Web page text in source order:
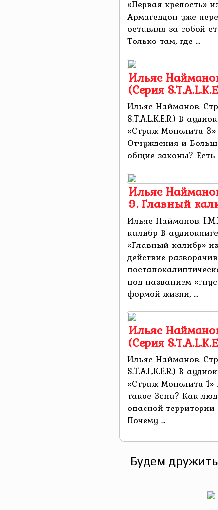
«Первая крепость»
Армагеддон уже
оставляя за собой
Только там, где ...
Ильяс
(Серия
Ильяс Найманов.
S.T.A.L.K.E.R.) В
«Страж Монолита 3»
Отчуждения и
общие законы? Есть
Ильяс
9. Главный
Ильяс Найманов.
калибр В
«Главный калибр» из
действие
под названием
формой жизни, ...
Ильяс
(Серия
Ильяс Найманов.
S.T.A.L.K.E.R.) В
«Страж Монолита 1»
такое Зона? Как
опасной
Почему ...
Будем